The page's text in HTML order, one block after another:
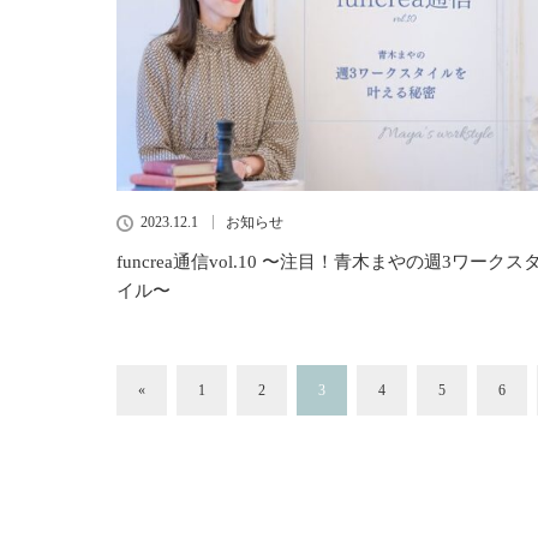
2023.12.1 お知らせ
funcrea通信vol.10 〜注目！青木まやの週3ワークス
イル〜
« 1 2 3 4 5 6